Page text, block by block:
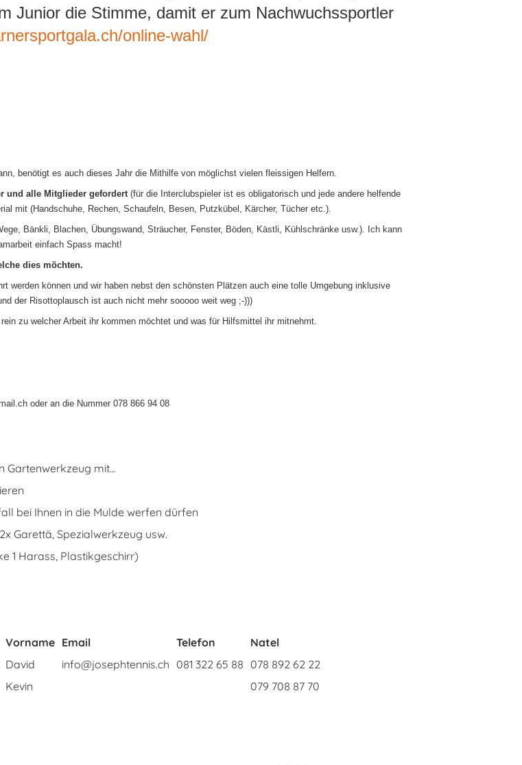
Junior die Stimme, damit er zum Nachwuchssportler
online-wahl/
benötigt es auch dieses Jahr die Mithilfe von möglichst vielen fleissigen Helfern.
und alle Mitglieder gefordert(für die Interclubspieler ist es obligatorisch und jede andere helfende
mit (Handschuhe, Rechen, Schaufeln, Besen, Putzkübel, Kärcher, Tücher etc.).
Bänkli, Blachen, Übungswand, Sträucher, Fenster, Böden, Kästli, Kühlschränke usw.). Ich kann
einfach Spass macht!
dies möchten.
werden können und wir haben nebst den schönsten Plätzen auch eine tolle Umgebung inklusive
der Risottoplausch ist auch nicht mehr sooooo weit weg ;-)))
zu welcher Arbeit ihr kommen möchtet und was für Hilfsmittel ihr mitnehmt.
oder an die Nummer 078 866 94 08
Gartenwerkzeug mit...
bei Ihnen in die Mulde werfen dürfen
Garettä, Spezialwerkzeug usw.
1 Harass, Plastikgeschirr)
Vorname Email Telefon
Natel
David info@josephtennis.ch 081 322 65 88 078 892 62 22
Kevin 079 708 87 70